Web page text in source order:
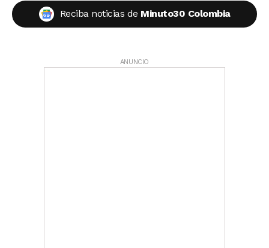
Reciba noticias de Minuto30 Colombia
ANUNCIO